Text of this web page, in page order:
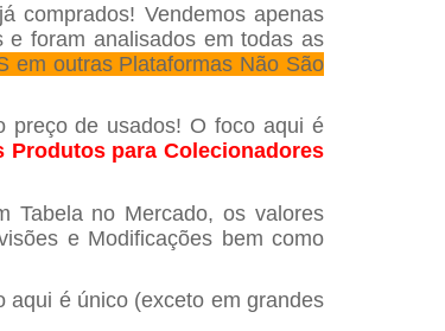
comprados! Vendemos apenas
e foram analisados em todas as
em outras Plataformas Não São
preço de usados! O foco aqui é
Produtos para Colecionadores
Tabela no Mercado, os valores
e Modificações bem como
aqui é único (exceto em grandes